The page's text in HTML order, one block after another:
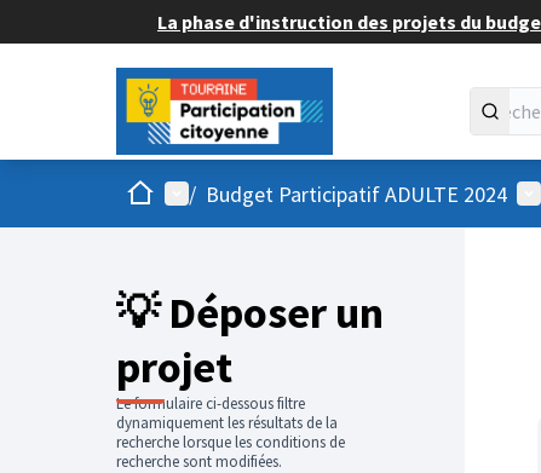
La phase d'instruction des projets du
AccueilMenu principal
/ Budget Participatif ADULTE 2024
💡 Déposer un
projet
Le formulaire ci-dessous filtre
dynamiquement les résultats de la
recherche lorsque les conditions de
recherche sont modifiées.